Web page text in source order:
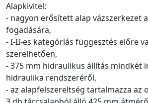
Alapkivitel:
- nagyon erősített alap vázszerkezet
fogadására,
- I-II-es kategóriás függesztés előre
szerelhetően,
- 375 mm hidraulikus állítás mindkét
hidraulika rendszeréről,
- az alapfelszereltség tartalmazza az